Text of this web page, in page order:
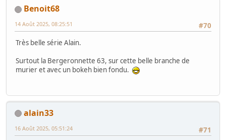
Benoit68
#70
14 Août 2025, 08:25:51
Très belle série Alain.
Surtout la Bergeronnette 63, sur cette belle branche de
murier et avec un bokeh bien fondu.
alain33
#71
16 Août 2025, 05:51:24